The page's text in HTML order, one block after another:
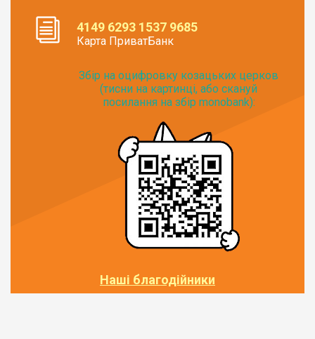
4149 6293 1537 9685
Карта ПриватБанк
Збір на оцифровку козацьких церков
(тисни на картинці, або скануй
посилання на збір monobank):
Наші благодійники